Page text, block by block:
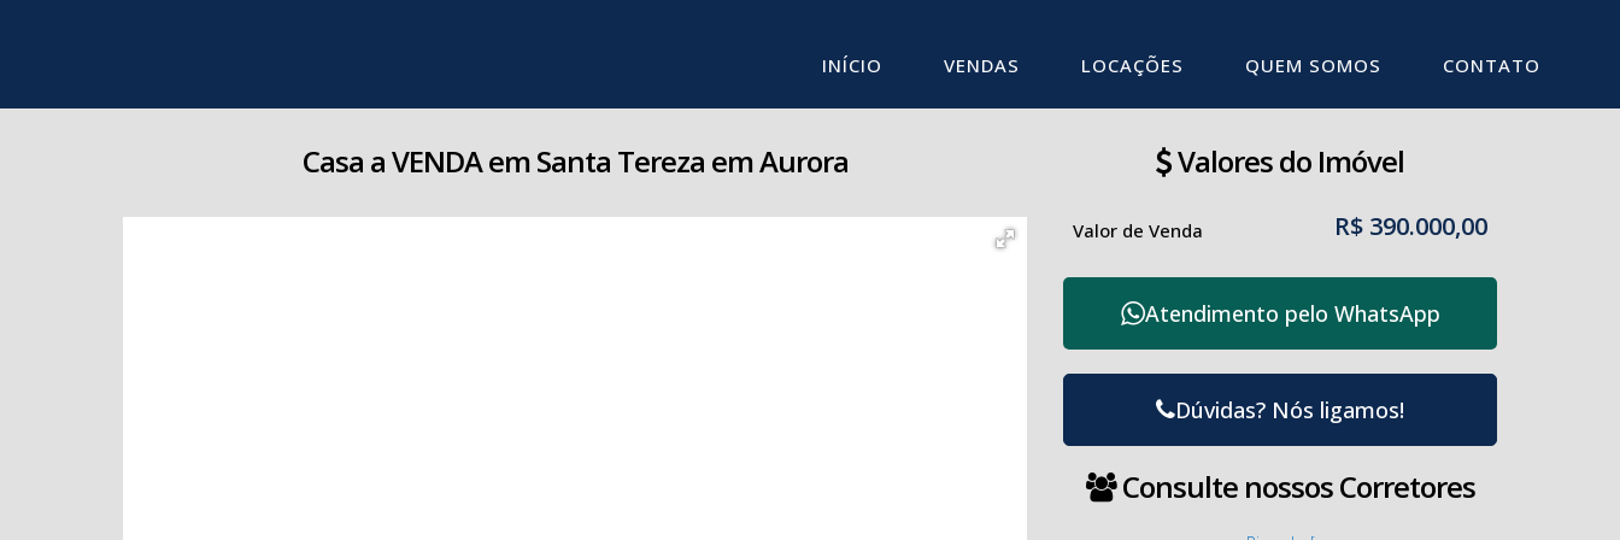
CONTATO
QUEM SOMOS
LOCAÇÕES
VENDAS
INÍCIO
Casa a VENDA em Santa Tereza em Aurora Valores do Imóvel
R$ 390.000,00
Valor de Venda
Atendimento pelo WhatsApp
Dúvidas? Nós ligamos!
Consulte nossos Corretores